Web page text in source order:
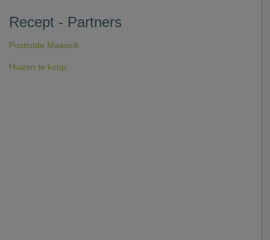
Recept - Partners
Postcode Maaseik
Huizen te koop